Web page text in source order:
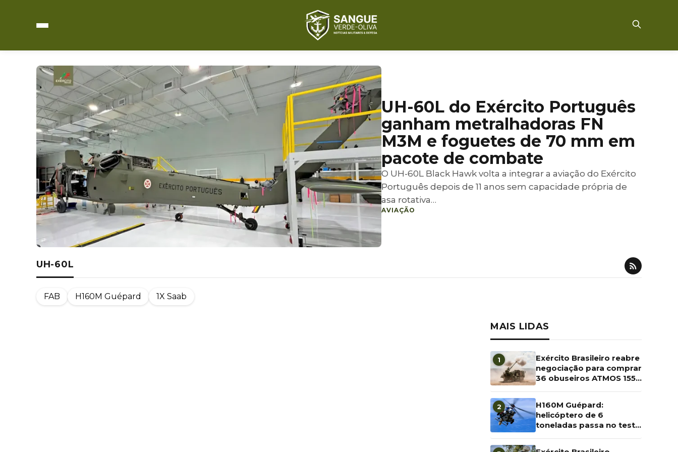
AVIAÇÃO
UH-60L do Exército Português
ganham metralhadoras FN
M3M e foguetes de 70 mm em
pacote de combate
O UH-60L Black Hawk volta a integrar a aviação do Exército
Português depois de 11 anos sem capacidade própria de
asa rotativa…
UH-60L
FAB H160M Guépard 1X Saab
MAIS LIDAS
1
Exército Brasileiro reabre
negociação para comprar
36 obuseiros ATMOS 155
2
H160M Guépard:
helicóptero de 6
toneladas passa no teste